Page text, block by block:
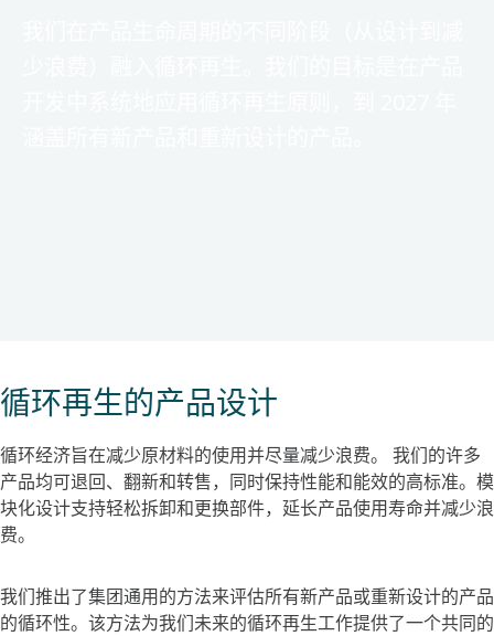
循环再生的产品设计
循环经济旨在减少原材料的使用并尽量减少浪费。 我们的许多
产品均可退回、翻新和转售，同时保持性能和能效的高标准。模
块化设计支持轻松拆卸和更换部件，延长产品使用寿命并减少浪
费。
我们推出了集团通用的方法来评估所有新产品或重新设计的产品
的循环性。该方法为我们未来的循环再生工作提供了一个共同的